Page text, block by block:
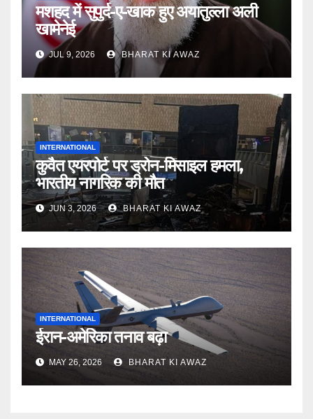
मशहद में सुपुर्द-ए-खाक हुए अयातुल्ला अली
खामेनेई
JUL 9, 2026 BHARAT KI AWAZ
INTERNATIONAL
कुवैत एयरपोर्ट पर ड्रोन-मिसाइल हमला,
भारतीय नागरिक की मौत
JUN 3, 2026 BHARAT KI AWAZ
INTERNATIONAL
ईरान-अमेरिका तनाव बढ़ा
MAY 26, 2026 BHARAT KI AWAZ